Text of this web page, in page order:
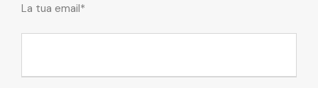
La tua email*